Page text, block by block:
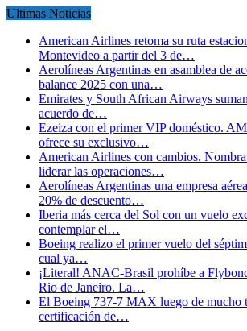
Ultimas Noticias
American Airlines retoma su ruta
Montevideo a partir del 3 de…
Aerolíneas Argentinas en asamblea de
balance 2025 con una…
Emirates y South African Airways
acuerdo de…
Ezeiza con el primer VIP doméstico.
ofrece su exclusivo…
American Airlines con cambios.
liderar las operaciones…
Aerolíneas Argentinas una empresa
20% de descuento…
Iberia más cerca del Sol con un vuelo
contemplar el…
Boeing realizo el primer vuelo del
cual ya…
¡Literal! ANAC-Brasil prohíbe a
Rio de Janeiro. La…
El Boeing 737-7 MAX luego de mucho
certificación de…